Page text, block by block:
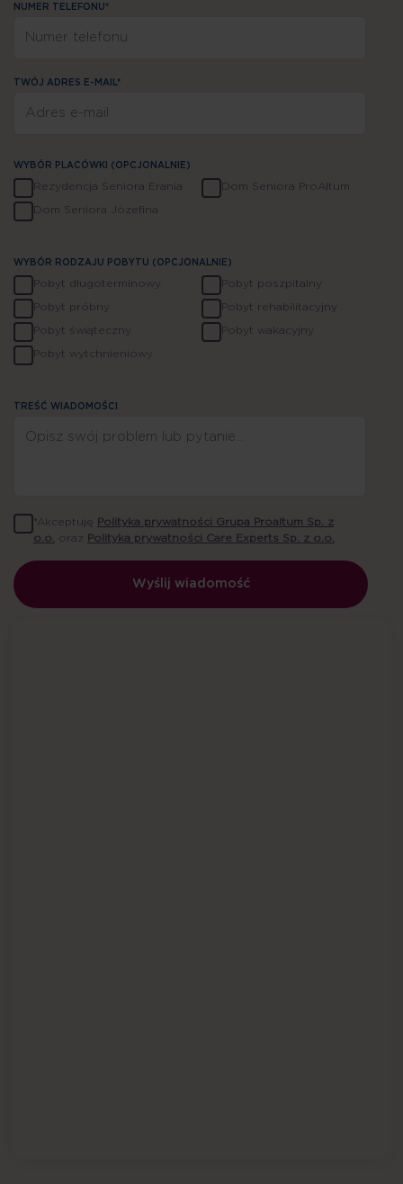
Jesteśmy do Twojej dyspozycji
NUMER TELEFONU*
TWÓJ ADRES E-MAIL*
WYBÓR PLACÓWKI (OPCJONALNIE)
Rezydencja Seniora Erania Dom Seniora ProAltum
Dom Seniora Józefina
WYBÓR RODZAJU POBYTU (OPCJONALNIE)
Pobyt długoterminowy Pobyt poszpitalny
Pobyt próbny Pobyt rehabilitacyjny
Pobyt świąteczny Pobyt wakacyjny
Pobyt wytchnieniowy
TREŚĆ WIADOMOŚCI
*Akceptuję
Polityka prywatności Grupa Proaltum Sp. z
o.o.
oraz Polityka prywatności Care Experts Sp. z o.o.